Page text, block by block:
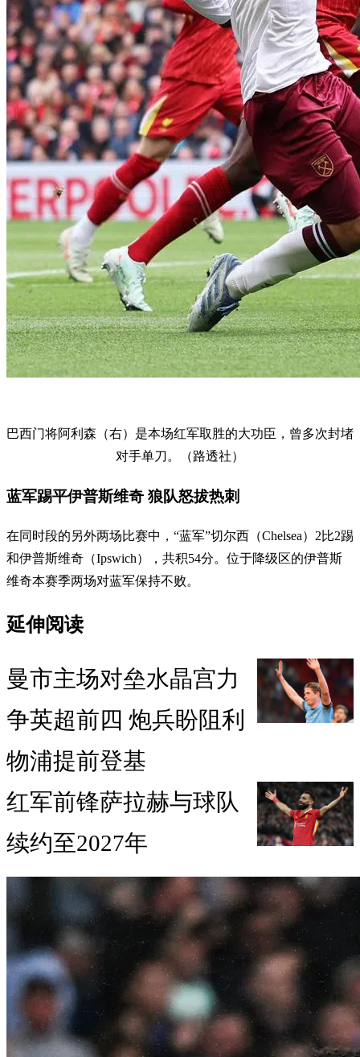
巴西门将阿利森（右）是本场红军取胜的大功臣，曾多次封堵
对手单刀。（路透社）
蓝军踢平伊普斯维奇 狼队怒拔热刺
在同时段的另外两场比赛中，“蓝军”切尔西（Chelsea）2比2踢
和伊普斯维奇（Ipswich），共积54分。位于降级区的伊普斯
维奇本赛季两场对蓝军保持不败。
延伸阅读
曼市主场对垒水晶宫力
争英超前四 炮兵盼阻利
物浦提前登基
红军前锋萨拉赫与球队
续约至2027年